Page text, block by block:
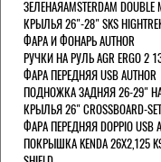
ЗЕЛЕНАЯAMSTERDAM DOUBLE
КРЫЛЬЯ 26"-28" SKS
ФАРА И ФОНАРЬ AUTHOR
РУЧКИ НА РУЛЬ AGR ERGO 2
ФАРА ПЕРЕДНЯЯ USB AUTHOR
ПОДНОЖКА ЗАДНЯЯ 26-29" НА
КРЫЛЬЯ 26" CROSSBOARD-
ФАРА ПЕРЕДНЯЯ DOPPIO USB
ПОКРЫШКА KENDA 26Х2,125